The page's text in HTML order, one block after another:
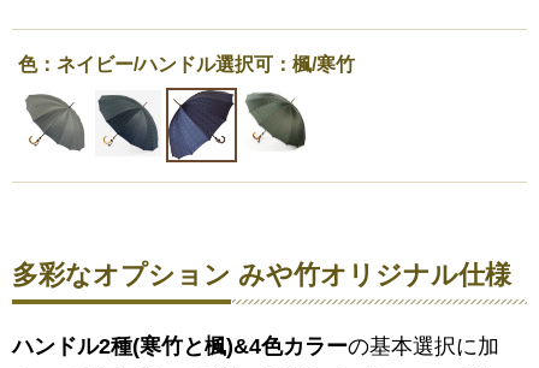
色：ネイビー/ハンドル選択可：楓/寒竹
多彩なオプション みや竹オリジナル仕様
ハンドル2種(寒竹と楓)&4色カラーの基本選択に加